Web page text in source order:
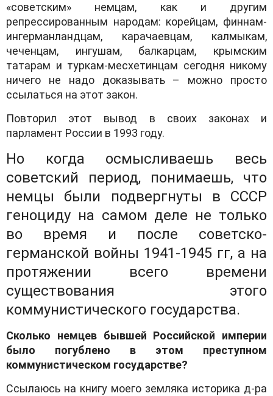
«советским» немцам, как и другим
репрессированным народам: корейцам, финнам-
ингерманландцам, карачаевцам, калмыкам,
чеченцам, ингушам, балкарцам, крымским
татарам и туркам-месхетинцам сегодня никому
ничего не надо доказывать – можно просто
ссылаться на этот закон.
Повторил этот вывод в своих законах и
парламент России в 1993 году.
Но когда осмысливаешь весь
советский период, понимаешь, что
немцы были подвергнуты в СССР
геноциду на самом деле не только
во время и после советско-
германской войны 1941-1945 гг, а на
протяжении всего времени
существования этого
коммунистического государства.
Сколько немцев бывшей Российской империи
было погублено в этом преступном
коммунистическом государстве?
Ссылаюсь на книгу моего земляка историка д-ра